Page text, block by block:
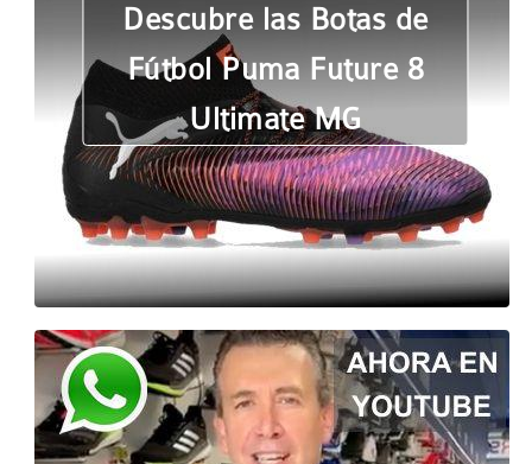
Descubre las Botas de
Fútbol Puma Future 8
Ultimate MG